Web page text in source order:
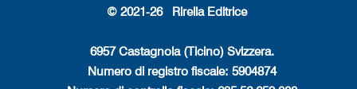
© 2021-26 Rirella Editrice
6957 Castagnola (Ticino) Svizzera.
Numero di registro fiscale: 5904874